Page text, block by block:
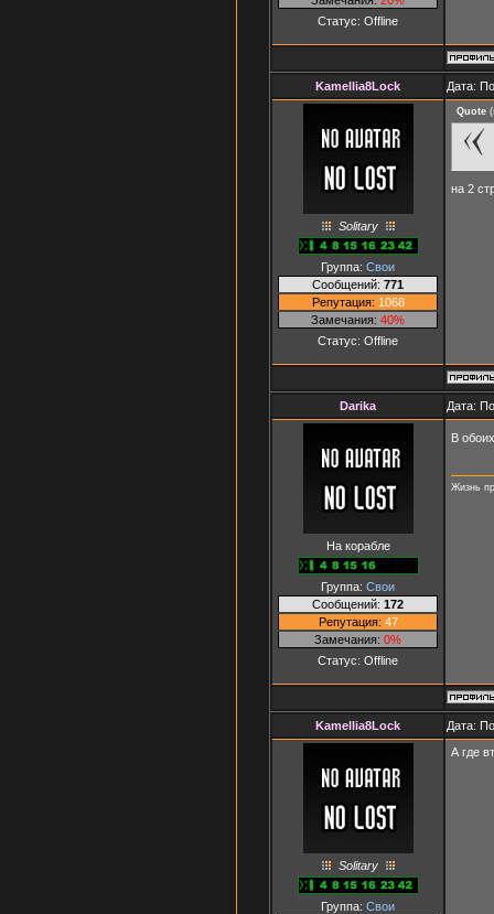
Статус: Offline
Kamellia8Lock Дата:
Solitary
Группа: Свои
Сообщений: 771
Репутация: 1068
Замечания: 40%
Статус: Offline
Quote (
на 2
Darika Дата:
На корабле
Группа: Свои
Сообщений: 172
Репутация: 47
Замечания: 0%
Статус: Offline
В
Жизнь
Kamellia8Lock Дата:
Solitary
Группа: Свои
А где